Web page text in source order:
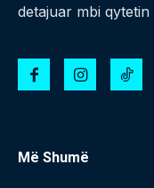
detajuar mbi qytetin
Më Shumë